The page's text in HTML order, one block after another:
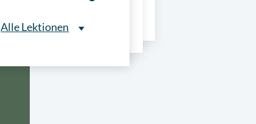
Alle Lektionen
Alle Lektionen